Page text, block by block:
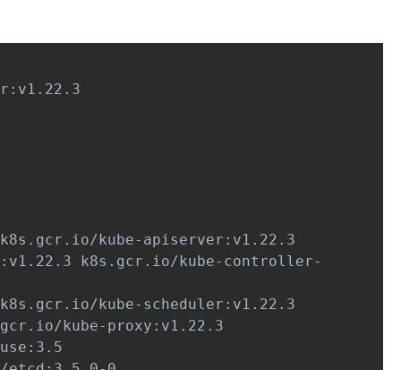
kube-apiserver:v1.22.3
k8s.gcr.io/kube-controller-
kube-scheduler:v1.22.3
kube-proxy:v1.22.3